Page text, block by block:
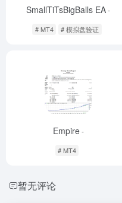
SmallTiTsBigBalls EA-
# MT4 # 模拟盘验证
Empire-
# MT4
暂无评论